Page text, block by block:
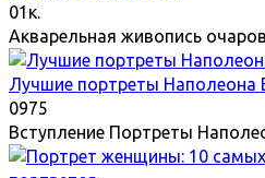
01к.
Акварельная живопись
Лучшие портреты Наполеона
0975
Вступление Портреты